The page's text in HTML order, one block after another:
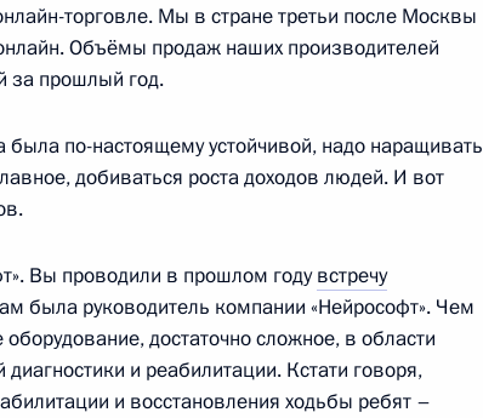
Станиславом
Ивановской области
торговле. Мы в стране третьи после Москвы
Объёмы продаж наших производителей
за прошлый год.
по-настоящему устойчивой, надо наращивать
добиваться роста доходов людей. И вот
Вы проводили в прошлом годувстречу
была руководитель компании «Нейрософт». Чем
достаточно сложное, в области
и реабилитации. Кстати говоря,
и восстановления ходьбы ребят –